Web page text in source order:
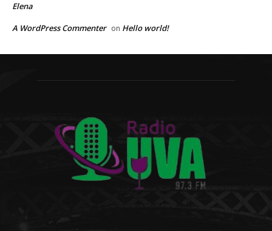
Elena
A WordPress Commenter on Hello world!